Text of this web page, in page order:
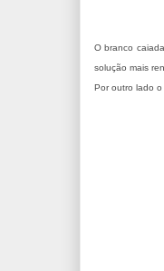
O branco
solução mais
Por outro lado o